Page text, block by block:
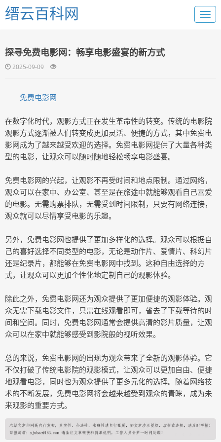
缙云百科网
探寻免费电影网：畅享电影盛宴的新方式
2025-09-09
免费电影网
在数字化时代，观影方式正在发生革命性的转变。传统的电影院
观影方式逐渐被人们转变成更加灵活、便捷的方式，其中免费电
影网成为了越来越受欢迎的选择。免费电影网提供了大量各种类
型的电影，让观众可以随时随地轻松畅享电影盛宴。
免费电影网的兴起，让观影不再受时间和地点限制。通过网络，
观众可以在家中、办公室、甚至是在旅途中就能够观看自己喜爱
的电影。无需购票排队，无需受到时间限制，只要有网络连接，
观众就可以尽情享受电影的乐趣。
另外，免费电影网也提供了更加多样化的选择。观众可以根据自
己的喜好选择不同类型的电影，无论是动作片、爱情片、科幻片
还是纪录片，都能够在免费电影网中找到。这种自由选择的方
式，让观众可以更加个性化地定制自己的观影体验。
除此之外，免费电影网还为观众提供了更加便捷的观影体验。观
众无需下载电影文件，只需在线观看即可，省去了下载等待的时
间和空间。同时，免费电影网通常会提供高清的影片质量，让观
众可以在家中就能够感受到影院般的视听效果。
总的来说，免费电影网的出现为观众带来了全新的观影体验。它
不仅打破了传统电影院的观影模式，让观众可以更加自由、便捷
地观看电影，同时也为观众提供了更多元化的选择。随着网络技
术的不断发展，免费电影网将会越来越受到观众的青睐，成为未
来观影的重要方式。